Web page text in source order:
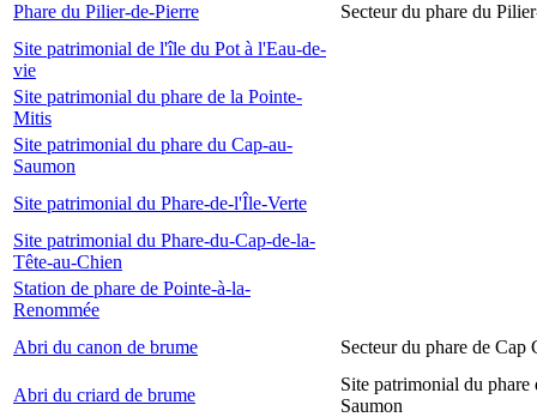
Phare du Pilier-de-Pierre
Secteur du phare du
Site patrimonial de l'île du Pot à l'Eau-de-
vie
Site patrimonial du phare de la Pointe-
Mitis
Site patrimonial du phare du Cap-au-
Saumon
Site patrimonial du Phare-de-l'Île-Verte
Site patrimonial du Phare-du-Cap-de-la-
Tête-au-Chien
Station de phare de Pointe-à-la-
Renommée
Abri du canon de brume
Secteur du phare de Cap
Abri du criard de brume
Site patrimonial du phare
Saumon